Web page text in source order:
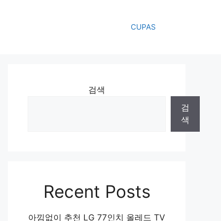
CUPAS
검색
검
색
Recent Posts
아낌없이 추천 LG 77인치 올레드 TV